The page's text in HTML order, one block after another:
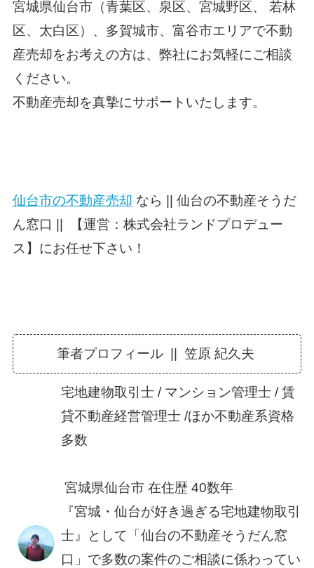
宮城県仙台市（青葉区、泉区、宮城野区、 若林
区、太白区）、多賀城市、富谷市エリアで不動
産売却をお考えの方は、弊社にお気軽にご相談
ください。
不動産売却を真摯にサポートいたします。
仙台市の不動産売却 なら || 仙台の不動産そうだ
ん窓口 || 【運営：株式会社ランドプロデュー
ス】にお任せ下さい！
筆者プロフィール || 笠原 紀久夫
宅地建物取引士 / マンション管理士 / 賃
貸不動産経営管理士 /ほか不動産系資格
多数
宮城県仙台市 在住歴 40数年
『宮城・仙台が好き過ぎる宅地建物取引
士』として「仙台の不動産そうだん窓
口」で多数の案件のご相談に係わってい